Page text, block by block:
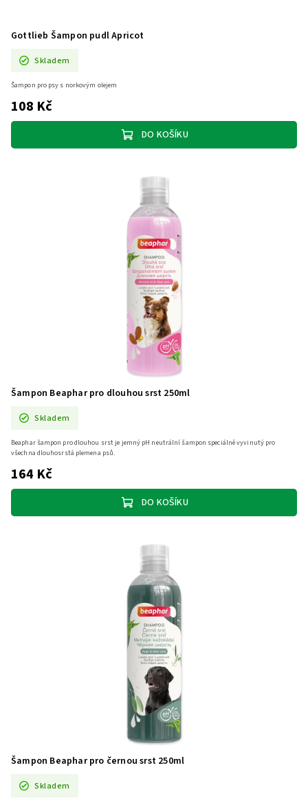
Gottlieb Šampon pudl Apricot
Skladem
108 Kč
DO KOŠÍKU
Šampon pro psy s norkovým olejem
Šampon Beaphar pro dlouhou srst 250ml
Skladem
164 Kč
DO KOŠÍKU
Beaphar šampon pro dlouhou srst je jemný pH neutrální šampon speciálně vyvinutý pro
všechna dlouhosrstá plemena psů.
Šampon Beaphar pro černou srst 250ml
Skladem